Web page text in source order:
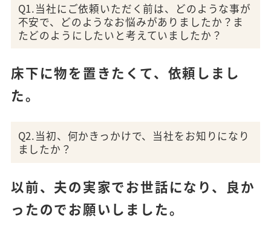
Q1.当社にご依頼いただく前は、どのような事が
不安で、どのようなお悩みがありましたか？ま
たどのようにしたいと考えていましたか？
床下に物を置きたくて、依頼しまし
た。
Q2.当初、何かきっかけで、当社をお知りになり
ましたか？
以前、夫の実家でお世話になり、良か
ったのでお願いしました。